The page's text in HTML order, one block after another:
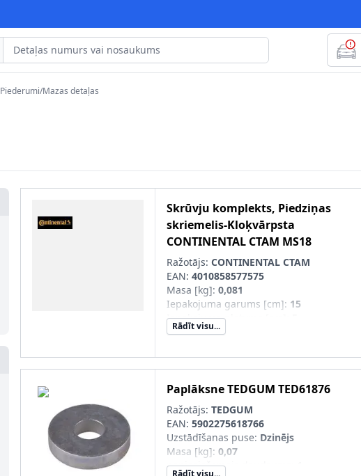
Piederumi/Mazas detaļas
Skrūvju komplekts, Piedziņas
skriemelis-Kloķvārpsta
CONTINENTAL CTAM MS18
Ražotājs: CONTINENTAL CTAM
EAN: 4010858577575
Masa [kg]: 0,081
Iepakojuma garums [cm]: 15
Iepakojuma platums [cm]
Iepakojuma augstums [cm]
Rādīt visu...
PaplāksneTEDGUM TED61876
Ražotājs: TEDGUM
EAN: 5902275618766
Uzstādīšanas puse: Dzinējs
Masa [kg]: 0,07
nepieciešamais daudzums
Rādīt visu...